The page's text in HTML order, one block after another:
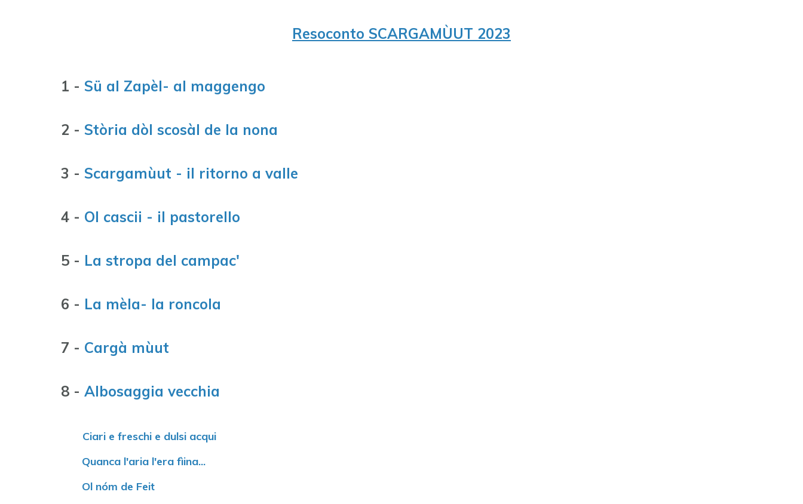
Resoconto SCARGAMÙUT 2023
1 - Sü al Zapèl- al maggengo
2 - Stòria dòl scosàl de la nona
3 - Scargamùut - il ritorno a valle
4 - Ol cascii - il pastorello
5 - La stropa del campac'
6 - La mèla- la roncola
7 - Cargà mùut
8 - Albosaggia vecchia
Ciari e freschi e dulsi acqui
Quanca l'aria l'era fìina...
Ol nóm de Feit